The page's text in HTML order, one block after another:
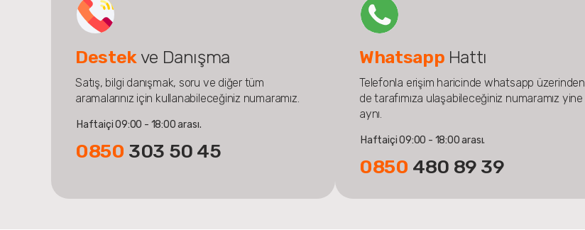
Destek ve Danışma
Satış, bilgi danışmak, soru ve diğer tüm
aramalarınız için kullanabileceğiniz numaramız.
Haftaiçi 09:00 - 18:00 arası.
0850 303 50 45
Whatsapp Hattı
Telefonla erişim haricinde whatsapp üzerinden
de tarafımıza ulaşabileceğiniz numaramız yine
aynı.
Haftaiçi 09:00 - 18:00 arası.
0850 480 89 39